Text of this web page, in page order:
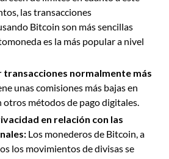
las transacciones
Bitcoin son más sencillas
es la más popular a nivel
transacciones normalmente más
unas comisiones más bajas en
métodos de pago digitales.
en relación con las
Los monederos de Bitcoin, a
los movimientos de divisas se